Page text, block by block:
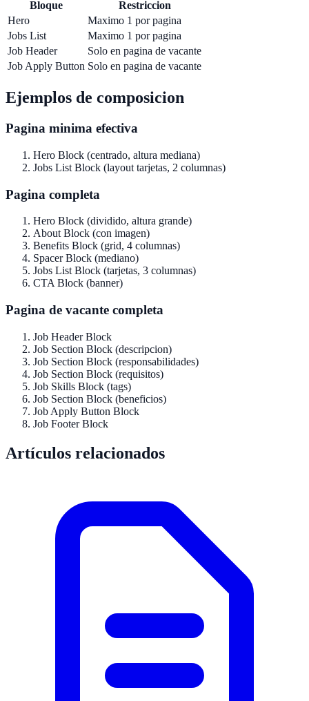
Bloque
Restriccion
Hero
Maximo 1 por pagina
Jobs List
Maximo 1 por pagina
Job Header
Solo en pagina de vacante
Job Apply Button Solo en pagina de vacante
Ejemplos de composicion
Pagina minima efectiva
Hero Block (centrado, altura mediana)
Jobs List Block (layout tarjetas, 2 columnas)
Pagina completa
Hero Block (dividido, altura grande)
About Block (con imagen)
Benefits Block (grid, 4 columnas)
Spacer Block (mediano)
Jobs List Block (tarjetas, 3 columnas)
CTA Block (banner)
Pagina de vacante completa
Job Header Block
Job Section Block (descripcion)
Job Section Block (responsabilidades)
Job Section Block (requisitos)
Job Skills Block (tags)
Job Section Block (beneficios)
Job Apply Button Block
Job Footer Block
Artículos relacionados